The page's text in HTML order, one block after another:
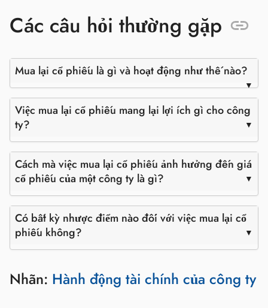
Các câu hỏi thường gặp
Mua lại cổ phiếu là gì và hoạt động như thế nào?
Việc mua lại cổ phiếu mang lại lợi ích gì cho công
ty?
Cách mà việc mua lại cổ phiếu ảnh hưởng đến giá
cổ phiếu của một công ty là gì?
Có bất kỳ nhược điểm nào đối với việc mua lại cổ
phiếu không?
Nhãn: Hành động tài chính của công ty